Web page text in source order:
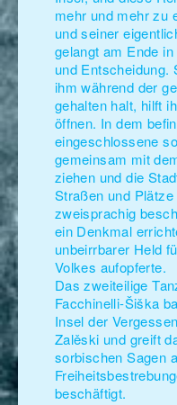
mehr und mehr zu
und seiner
gelangt am Ende
und Entscheidung.
ihm während der
gehalten halt, hilft
öffnen. In dem
eingeschlossene
gemeinsam mit
ziehen und die
Straßen und
zweisprachig
ein Denkmal
unbeirrbarer Held
Volkes aufopferte.
Das zweiteilige
Facchinelli-Šiška
Insel der
Zalěski und greift
sorbischen Sagen
beschäftigt.